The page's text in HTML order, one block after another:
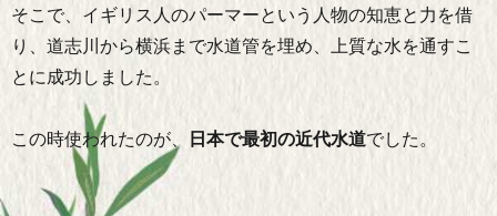
そこで、イギリス人のパーマーという人物の知恵と力を借
り、道志川から横浜まで水道管を埋め、上質な水を通すこ
とに成功しました。
この時使われたのが、 日本で最初の近代水道でした。